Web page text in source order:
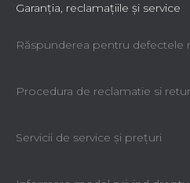
Garanţia, reclamaţiile şi service
Răspunderea pentru defectele
Procedura de reclamatie si retur
Servicii de service şi preţuri